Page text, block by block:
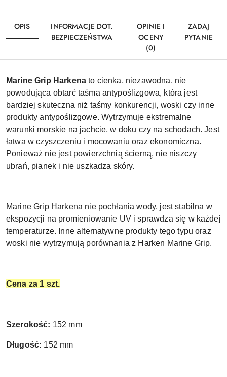
OPIS
INFORMACJE DOT.
BEZPIECZEŃSTWA
OPINIE I
OCENY
(0)
ZADAJ
PYTANIE
Marine Grip Harkena to cienka, niezawodna, nie
powodująca obtarć taśma antypoślizgowa, która jest
bardziej skuteczna niż taśmy konkurencji, woski czy inne
produkty antypoślizgowe. Wytrzymuje ekstremalne
warunki morskie na jachcie, w doku czy na schodach. Jest
łatwa w czyszczeniu i mocowaniu oraz ekonomiczna.
Ponieważ nie jest powierzchnią ścierną, nie niszczy
ubrań, pianek i nie uszkadza skóry.
Marine Grip Harkena nie pochłania wody, jest stabilna w
ekspozycji na promieniowanie UV i sprawdza się w każdej
temperaturze. Inne alternatywne produkty tego typu oraz
woski nie wytrzymują porównania z Harken Marine Grip.
Cena za 1 szt.
Szerokość: 152 mm
Długość: 152 mm